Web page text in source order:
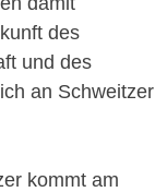
des
und des
an Schweitzer
kommt am